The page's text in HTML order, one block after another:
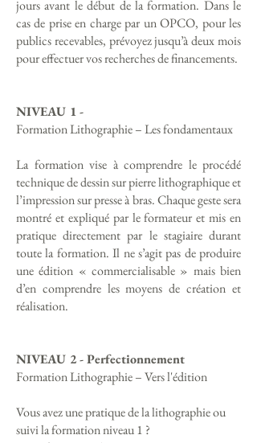
jours avant le début de la formation. Dans le
cas de prise en charge par un OPCO, pour les
publics recevables, prévoyez jusqu’à deux mois
pour effectuer vos recherches de financements.
NIVEAU 1 -
Formation Lithographie – Les fondamentaux
La formation vise à comprendre le procédé
technique de dessin sur pierre lithographique et
l’impression sur presse à bras. Chaque geste sera
montré et expliqué par le formateur et mis en
pratique directement par le stagiaire durant
toute la formation. Il ne s’agit pas de produire
une édition « commercialisable » mais bien
d’en comprendre les moyens de création et
réalisation.
NIVEAU 2 - Perfectionnement
Formation Lithographie – Vers l'édition
Vous avez une pratique de la lithographie ou
suivi la formation niveau 1 ?